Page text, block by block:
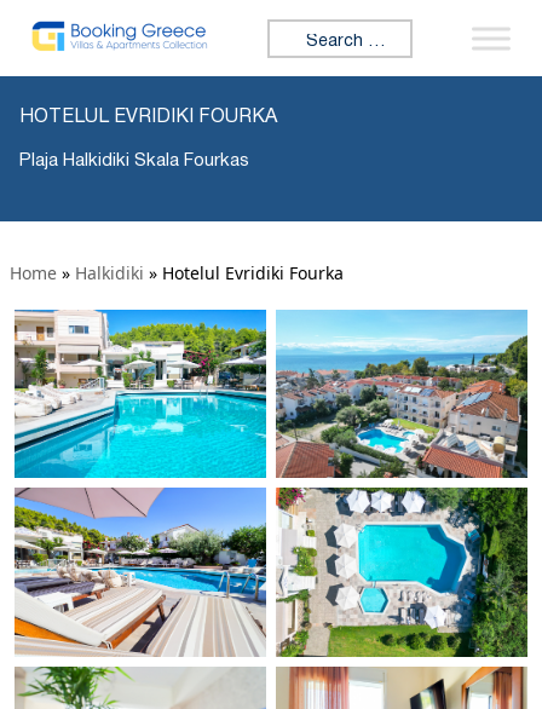
Search for:
HOTELUL EVRIDIKI FOURKA
Plaja Halkidiki Skala Fourkas
Home » Halkidiki » Hotelul Evridiki Fourka